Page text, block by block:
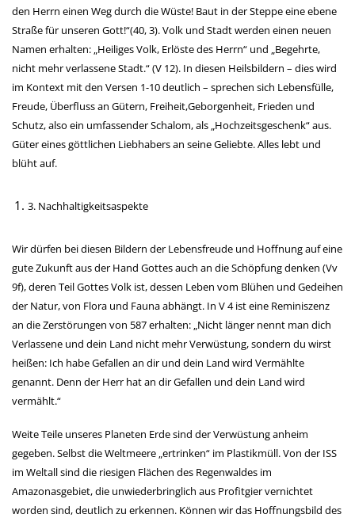
den Herrn einen Weg durch die Wüste! Baut in der Steppe eine ebene
Straße für unseren Gott!“(40, 3). Volk und Stadt werden einen neuen
Namen erhalten: „Heiliges Volk, Erlöste des Herrn“ und „Begehrte,
nicht mehr verlassene Stadt.“ (V 12). In diesen Heilsbildern – dies wird
im Kontext mit den Versen 1-10 deutlich – sprechen sich Lebensfülle,
Freude, Überfluss an Gütern, Freiheit,Geborgenheit, Frieden und
Schutz, also ein umfassender Schalom, als „Hochzeitsgeschenk“ aus.
Güter eines göttlichen Liebhabers an seine Geliebte. Alles lebt und
blüht auf.
3. Nachhaltigkeitsaspekte
Wir dürfen bei diesen Bildern der Lebensfreude und Hoffnung auf eine
gute Zukunft aus der Hand Gottes auch an die Schöpfung denken (Vv
9f), deren Teil Gottes Volk ist, dessen Leben vom Blühen und Gedeihen
der Natur, von Flora und Fauna abhängt. In V 4 ist eine Reminiszenz
an die Zerstörungen von 587 erhalten: „Nicht länger nennt man dich
Verlassene und dein Land nicht mehr Verwüstung, sondern du wirst
heißen: Ich habe Gefallen an dir und dein Land wird Vermählte
genannt. Denn der Herr hat an dir Gefallen und dein Land wird
vermählt.“
Weite Teile unseres Planeten Erde sind der Verwüstung anheim
gegeben. Selbst die Weltmeere „ertrinken“ im Plastikmüll. Von der ISS
im Weltall sind die riesigen Flächen des Regenwaldes im
Amazonasgebiet, die unwiederbringlich aus Profitgier vernichtet
worden sind, deutlich zu erkennen. Können wir das Hoffnungsbild des